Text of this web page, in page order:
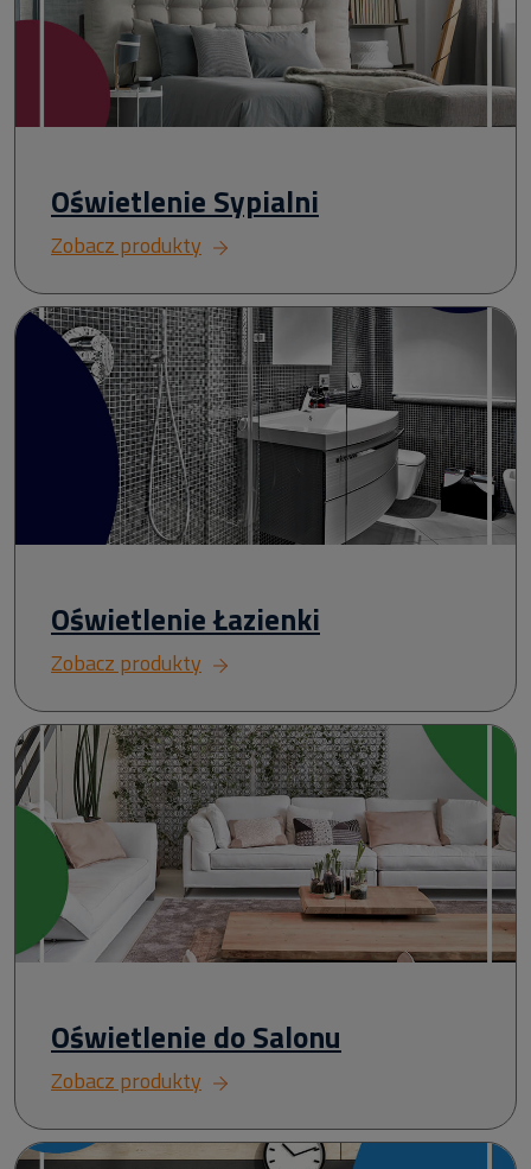
Oświetlenie Sypialni
Zobacz produkty
Oświetlenie Łazienki
Zobacz produkty
Oświetlenie do Salonu
Zobacz produkty